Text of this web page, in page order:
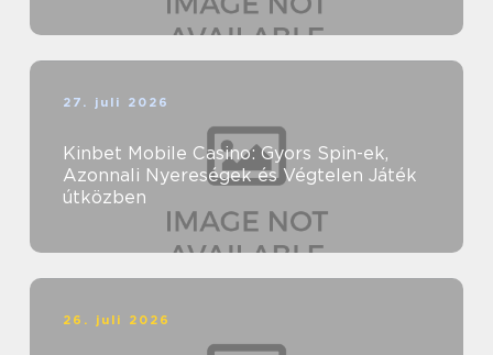
27. juli 2026
Kinbet Mobile Casino: Gyors Spin-ek,
Azonnali Nyereségek és Végtelen Játék
útközben
26. juli 2026